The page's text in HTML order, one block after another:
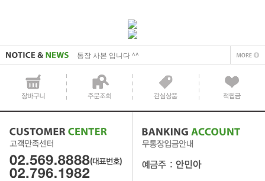
통장 사본 입니다 ^^
사업자 사본 입니다^^
통장 사본 입니다 ^^